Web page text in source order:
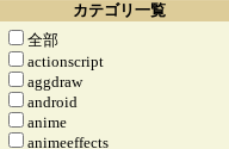
カテゴリ一覧
全部
actionscript
aggdraw
android
anime
animeeffects